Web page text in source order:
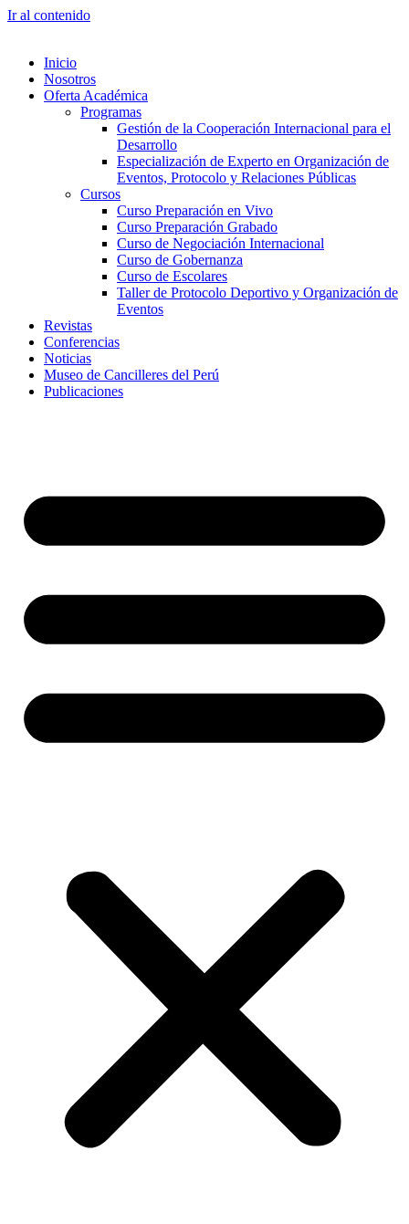
Ir al contenido
Inicio
Nosotros
Oferta Académica
Programas
Gestión de la Cooperación Internacional para el
Desarrollo
Especialización de Experto en Organización de
Eventos, Protocolo y Relaciones Públicas
Cursos
Curso Preparación en Vivo
Curso Preparación Grabado
Curso de Negociación Internacional
Curso de Gobernanza
Curso de Escolares
Taller de Protocolo Deportivo y Organización de
Eventos
Revistas
Conferencias
Noticias
Museo de Cancilleres del Perú
Publicaciones